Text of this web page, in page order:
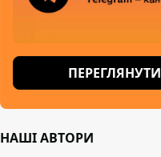
ПЕРЕГЛЯНУТИ
НАШІ АВТОРИ